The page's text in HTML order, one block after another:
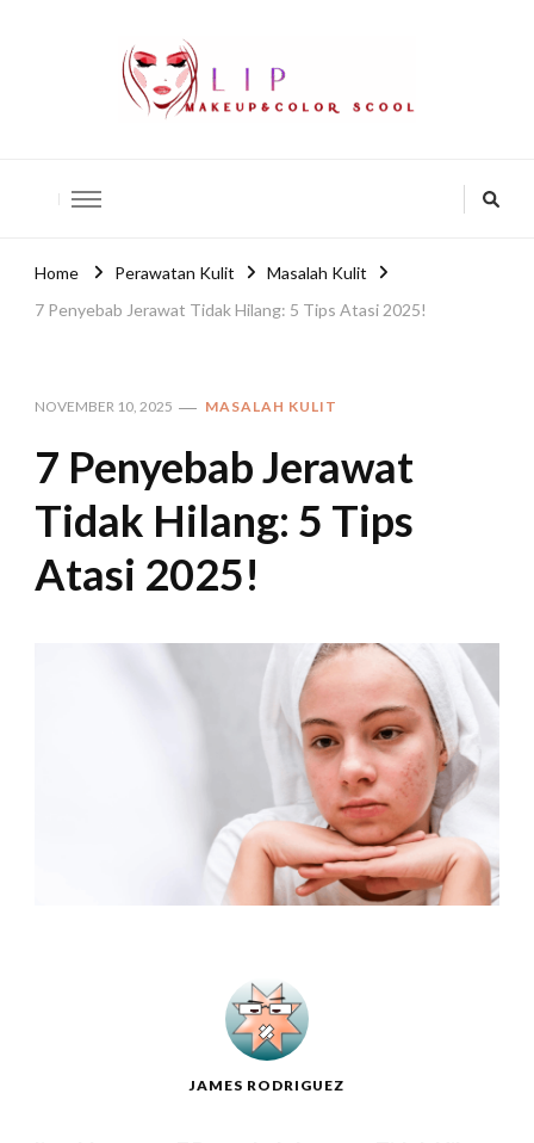
Home Perawatan Kulit
Masalah Kulit
7 Penyebab Jerawat Tidak Hilang: 5 Tips Atasi 2025!
NOVEMBER 10, 2025 MASALAH KULIT
7 Penyebab Jerawat
Tidak Hilang: 5 Tips
Atasi 2025!
JAMES RODRIGUEZ